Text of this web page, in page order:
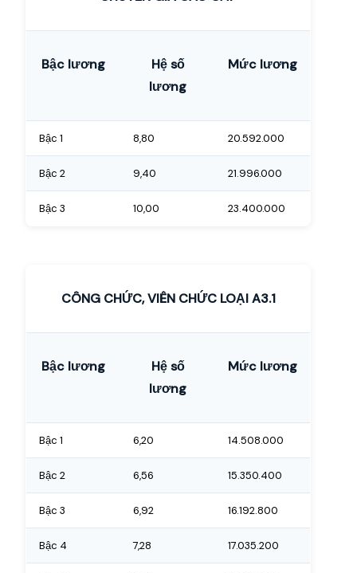
Bậc lương
Hệ số
lương
Mức lương
Bậc 1 8,80 20.592.000
Bậc 2 9,40 21.996.000
Bậc 3 10,00 23.400.000
CÔNG CHỨC, VIÊN CHỨC LOẠI A3.1
Bậc lương
Hệ số
lương
Mức lương
Bậc 1 6,20 14.508.000
Bậc 2 6,56 15.350.400
Bậc 3 6,92 16.192.800
Bậc 4 7,28 17.035.200